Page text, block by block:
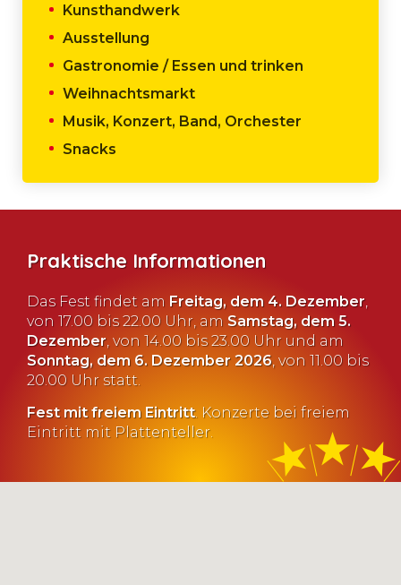
Kunsthandwerk
Ausstellung
Gastronomie / Essen und trinken
Weihnachtsmarkt
Musik, Konzert, Band, Orchester
Snacks
Praktische Informationen
Das Fest findet am Freitag, dem 4. Dezember,
von 17.00 bis 22.00 Uhr, am Samstag, dem 5.
Dezember, von 14.00 bis 23.00 Uhr und am
Sonntag, dem 6. Dezember 2026, von 11.00 bis
20.00 Uhr statt.
Fest mit freiem Eintritt. Konzerte bei freiem
Eintritt mit Plattenteller.